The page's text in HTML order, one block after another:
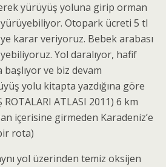
yürüyüş yoluna girip orman
Otopark ücreti 5 tl
karar veriyoruz. Bebek arabası
Yol daralıyor, hafif
başlıyor ve biz devam
yolu kitapta yazdığına göre
ROTALARI ATLASI 2011) 6 km
içerisine girmeden Karadeniz’e
rota)
yol üzerinden temiz oksijen